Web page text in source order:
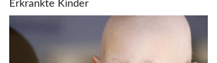
Erkrankte Kinder